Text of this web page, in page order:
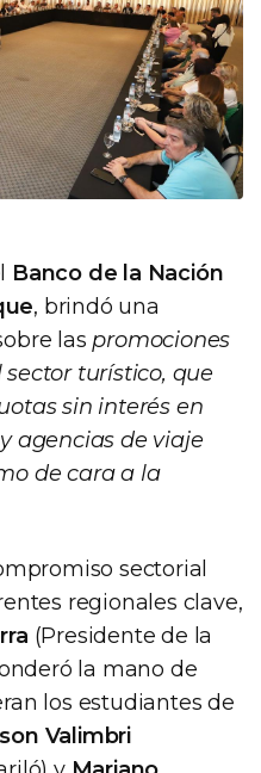
Banco de la Nación
, brindó una
las promociones
turístico, que
sin interés en
agencias de viaje
de cara a la
sectorial
regionales clave,
(Presidente de la
la mano de
los estudiantes de
Valimbri